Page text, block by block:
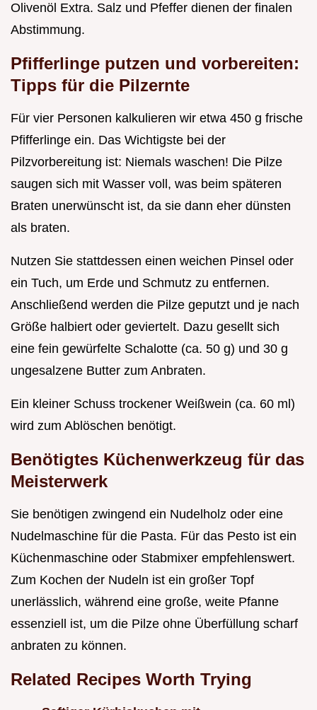
Olivenöl Extra. Salz und Pfeffer dienen der finalen
Abstimmung.
Pfifferlinge putzen und vorbereiten:
Tipps für die Pilzernte
Für vier Personen kalkulieren wir etwa 450 g frische
Pfifferlinge ein. Das Wichtigste bei der
Pilzvorbereitung ist: Niemals waschen! Die Pilze
saugen sich mit Wasser voll, was beim späteren
Braten unerwünscht ist, da sie dann eher dünsten
als braten.
Nutzen Sie stattdessen einen weichen Pinsel oder
ein Tuch, um Erde und Schmutz zu entfernen.
Anschließend werden die Pilze geputzt und je nach
Größe halbiert oder geviertelt. Dazu gesellt sich
eine fein gewürfelte Schalotte (ca. 50 g) und 30 g
ungesalzene Butter zum Anbraten.
Ein kleiner Schuss trockener Weißwein (ca. 60 ml)
wird zum Ablöschen benötigt.
Benötigtes Küchenwerkzeug für das
Meisterwerk
Sie benötigen zwingend ein Nudelholz oder eine
Nudelmaschine für die Pasta. Für das Pesto ist ein
Küchenmaschine oder Stabmixer empfehlenswert.
Zum Kochen der Nudeln ist ein großer Topf
unerlässlich, während eine große, weite Pfanne
essenziell ist, um die Pilze ohne Überfüllung scharf
anbraten zu können.
Related Recipes Worth Trying